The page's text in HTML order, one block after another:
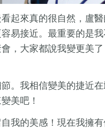
起來真的很自然，盧
易接近。最重要的是
，大家都說我變更美
。我相信變美的捷近在
美吧！
我的美感！現在我擁有